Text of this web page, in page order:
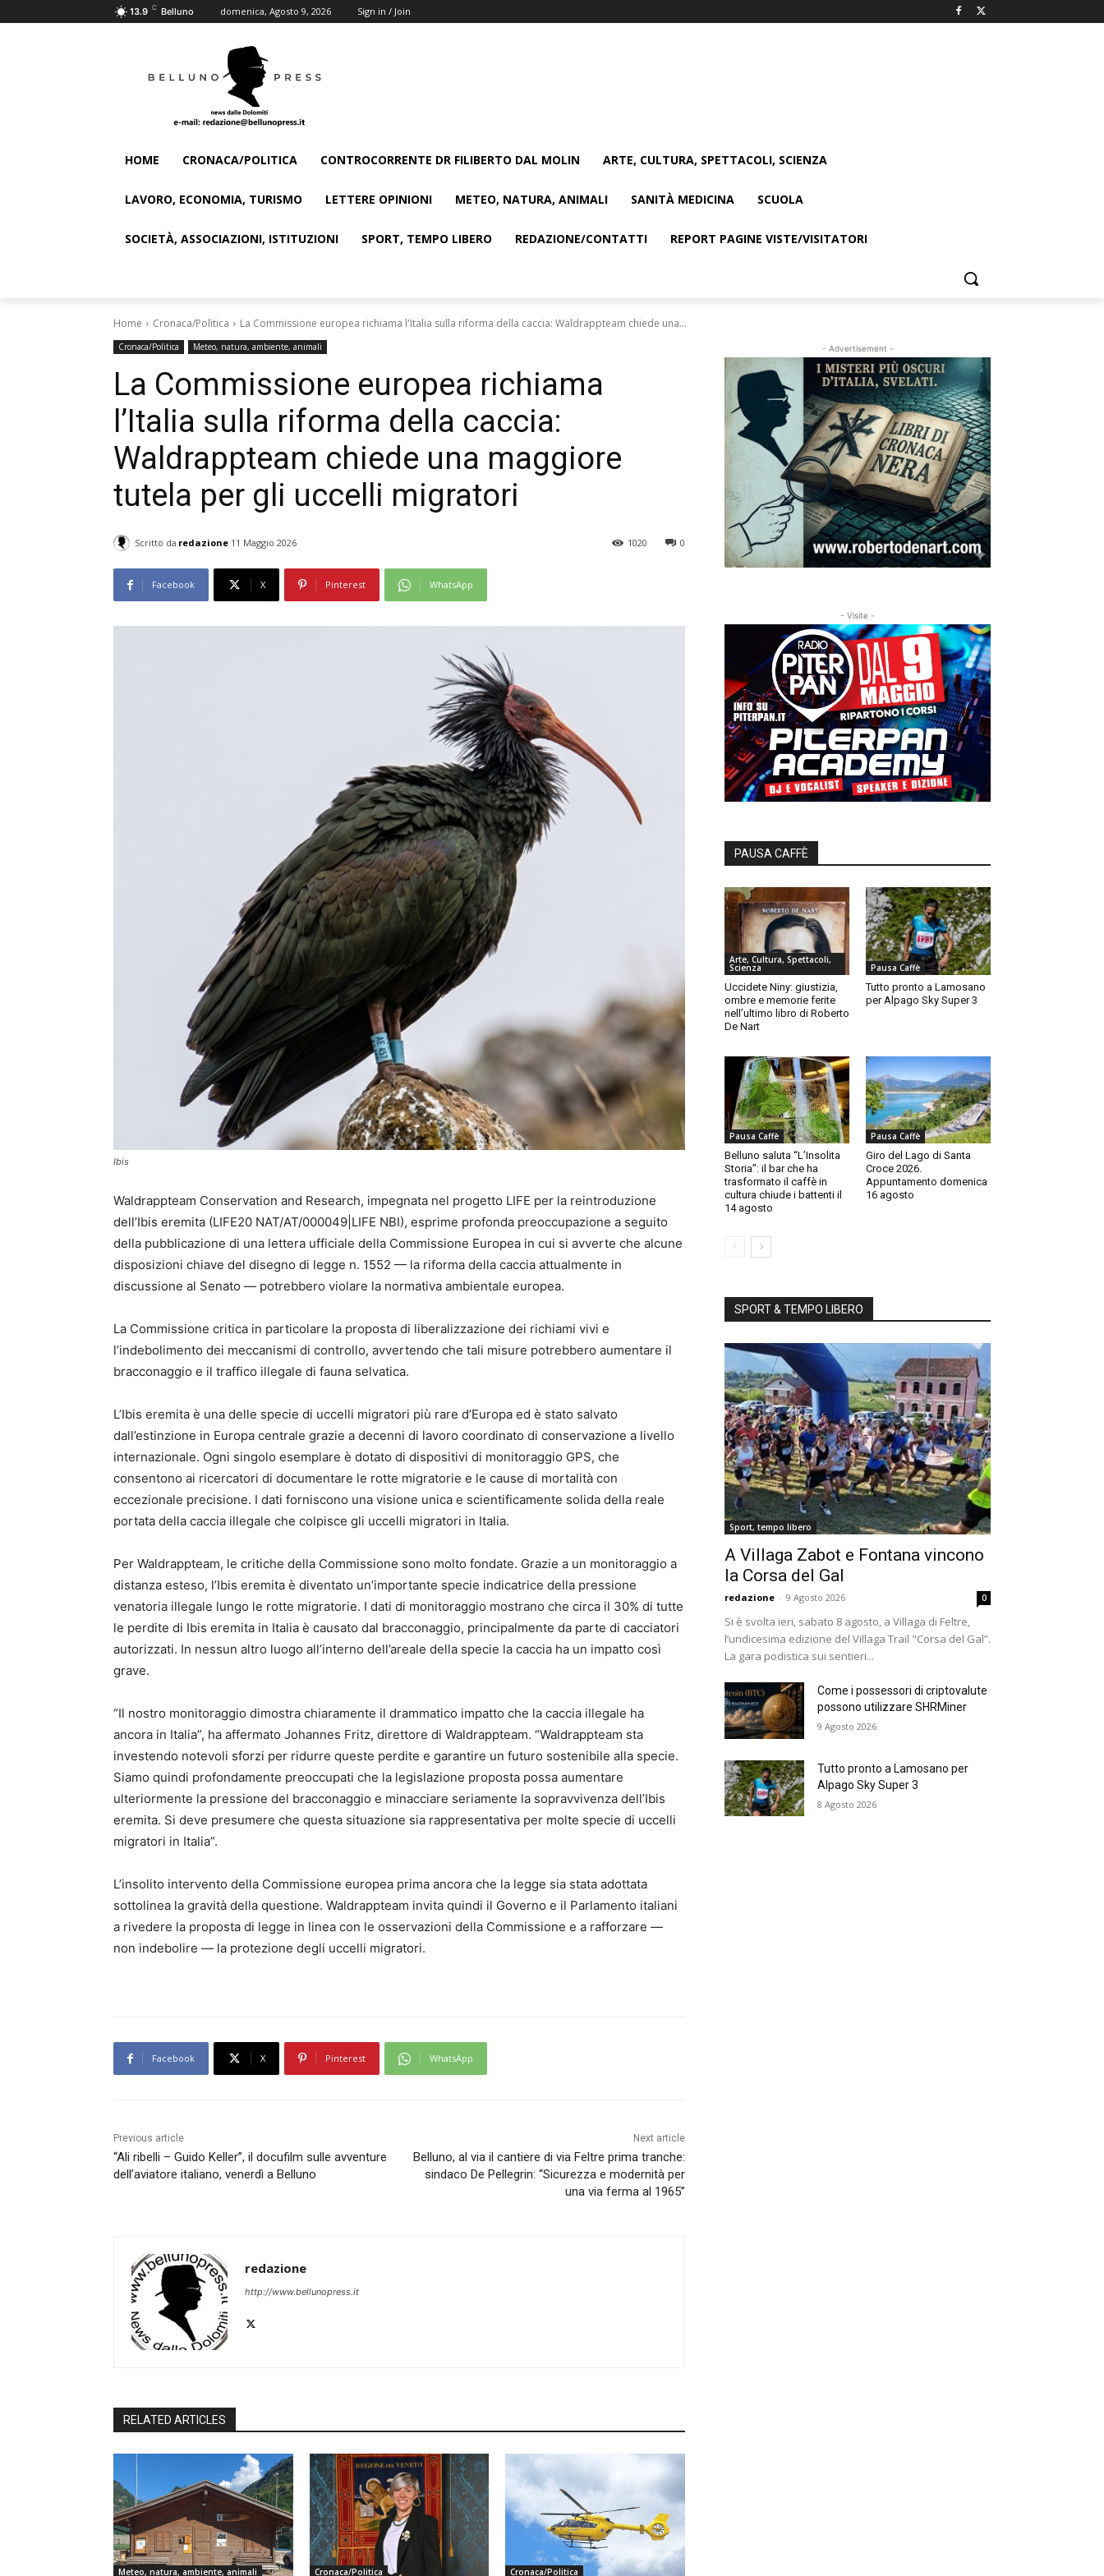
13.9 C Belluno domenica, Agosto 9, 2026 Sign in / Join
HOME CRONACA/POLITICA CONTROCORRENTE DR FILIBERTO DAL MOLIN ARTE, CULTURA, SPETTACOLI, SCIENZA
LAVORO, ECONOMIA, TURISMO LETTERE OPINIONI METEO, NATURA, ANIMALI SANITÀ MEDICINA SCUOLA
SOCIETÀ, ASSOCIAZIONI, ISTITUZIONI SPORT, TEMPO LIBERO REDAZIONE/CONTATTI REPORT PAGINE VISTE/VISITATORI
Home Cronaca/Politica La Commissione europea richiama l'Italia sulla riforma della caccia: Waldrappteam chiede una...
Cronaca/Politica Meteo, natura, ambiente, animali
La Commissione europea richiama
l’Italia sulla riforma della caccia:
Waldrappteam chiede una maggiore
tutela per gli uccelli migratori
Scritto da redazione 11 Maggio 2026 0
1020
Facebook X Pinterest WhatsApp
Ibis
Waldrappteam Conservation and Research, impegnata nel progetto LIFE per la reintroduzione
dell’Ibis eremita (LIFE20 NAT/AT/000049|LIFE NBI), esprime profonda preoccupazione a seguito
della pubblicazione di una lettera ufficiale della Commissione Europea in cui si avverte che alcune
disposizioni chiave del disegno di legge n. 1552 — la riforma della caccia attualmente in
discussione al Senato — potrebbero violare la normativa ambientale europea.
La Commissione critica in particolare la proposta di liberalizzazione dei richiami vivi e
l’indebolimento dei meccanismi di controllo, avvertendo che tali misure potrebbero aumentare il
bracconaggio e il traffico illegale di fauna selvatica.
L’Ibis eremita è una delle specie di uccelli migratori più rare d’Europa ed è stato salvato
dall’estinzione in Europa centrale grazie a decenni di lavoro coordinato di conservazione a livello
internazionale. Ogni singolo esemplare è dotato di dispositivi di monitoraggio GPS, che
consentono ai ricercatori di documentare le rotte migratorie e le cause di mortalità con
eccezionale precisione. I dati forniscono una visione unica e scientificamente solida della reale
portata della caccia illegale che colpisce gli uccelli migratori in Italia.
Per Waldrappteam, le critiche della Commissione sono molto fondate. Grazie a un monitoraggio a
distanza esteso, l’Ibis eremita è diventato un’importante specie indicatrice della pressione
venatoria illegale lungo le rotte migratorie. I dati di monitoraggio mostrano che circa il 30% di tutte
le perdite di Ibis eremita in Italia è causato dal bracconaggio, principalmente da parte di cacciatori
autorizzati. In nessun altro luogo all’interno dell’areale della specie la caccia ha un impatto così
grave.
“Il nostro monitoraggio dimostra chiaramente il drammatico impatto che la caccia illegale ha
ancora in Italia”, ha affermato Johannes Fritz, direttore di Waldrappteam. “Waldrappteam sta
investendo notevoli sforzi per ridurre queste perdite e garantire un futuro sostenibile alla specie.
Siamo quindi profondamente preoccupati che la legislazione proposta possa aumentare
ulteriormente la pressione del bracconaggio e minacciare seriamente la sopravvivenza dell’Ibis
eremita. Si deve presumere che questa situazione sia rappresentativa per molte specie di uccelli
migratori in Italia”.
L’insolito intervento della Commissione europea prima ancora che la legge sia stata adottata
sottolinea la gravità della questione. Waldrappteam invita quindi il Governo e il Parlamento italiani
a rivedere la proposta di legge in linea con le osservazioni della Commissione e a rafforzare —
non indebolire — la protezione degli uccelli migratori.
Facebook X Pinterest WhatsApp
Previous article
“Ali ribelli – Guido Keller”, il docufilm sulle avventure
dell’aviatore italiano, venerdì a Belluno
Next article
Belluno, al via il cantiere di via Feltre prima tranche:
sindaco De Pellegrin: “Sicurezza e modernità per
una via ferma al 1965”
redazione
http://www.bellunopress.it
RELATED ARTICLES
Meteo, natura, ambiente, animali Cronaca/Politica Cronaca/Politica
- Advertisement -
- Visite -
PAUSA CAFFÈ
Arte, Cultura, Spettacoli,
Scienza
Uccidete Niny: giustizia,
ombre e memorie ferite
nell’ultimo libro di Roberto
De Nart
Pausa Caffè
Tutto pronto a Lamosano
per Alpago Sky Super 3
Pausa Caffè
Belluno saluta “L’Insolita
Storia”: il bar che ha
trasformato il caffè in
cultura chiude i battenti il
14 agosto
Pausa Caffè
Giro del Lago di Santa
Croce 2026.
Appuntamento domenica
16 agosto
SPORT & TEMPO LIBERO
Sport, tempo libero
A Villaga Zabot e Fontana vincono
la Corsa del Gal
redazione - 9 Agosto 2026 0
Si è svolta ieri, sabato 8 agosto, a Villaga di Feltre,
l’undicesima edizione del Villaga Trail "Corsa del Gal”.
La gara podistica sui sentieri...
Come i possessori di criptovalute
possono utilizzare SHRMiner
9 Agosto 2026
Tutto pronto a Lamosano per
Alpago Sky Super 3
8 Agosto 2026